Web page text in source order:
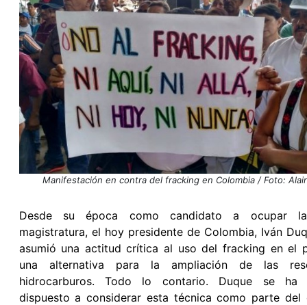
Manifestación en contra del fracking en Colombia / Foto:
Desde su época como candidato a ocupar
magistratura, el hoy presidente de Colombia, Iván
asumió una actitud crítica al uso del fracking en el
una alternativa para la ampliación de las
hidrocarburos. Todo lo contario. Duque se ha
dispuesto a considerar esta técnica como parte del